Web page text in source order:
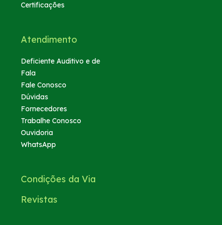
Certificações
Atendimento
Deficiente Auditivo e de
Fala
Fale Conosco
Dúvidas
Fornecedores
Trabalhe Conosco
Ouvidoria
WhatsApp
Condições da Via
Revistas